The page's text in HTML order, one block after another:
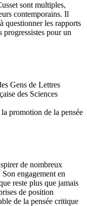
sont multiples,
contemporains. Il
questionner les rapports
pour un
Gens de Lettres
des Sciences
promotion de la pensée
de nombreux
engagement en
reste plus que jamais
de position
de la pensée critique